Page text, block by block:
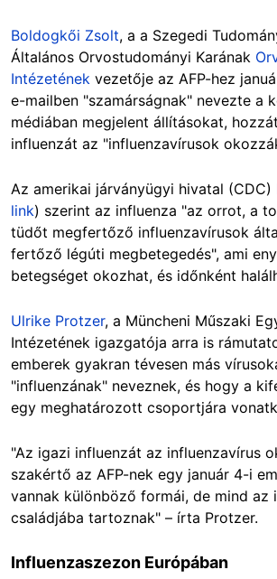
Boldogkői Zsolt, a a Szegedi
Általános Orvostudományi Karának
Intézetének vezetője az AFP-hez
e-mailben "szamárságnak" nevezte a
médiában megjelent állításokat,
influenzát az "influenzavírusok
Az amerikai járványügyi hivatal (CDC)
link) szerint az influenza "az orrot, a
tüdőt megfertőző influenzavírusok
fertőző légúti megbetegedés", ami
betegséget okozhat, és időnként
Ulrike Protzer, a Müncheni Műszaki
Intézetének igazgatója arra is
emberek gyakran tévesen más
"influenzának" neveznek, és hogy a
egy meghatározott csoportjára
"Az igazi influenzát az influenzavírus
szakértő az AFP-nek egy január 4-i
vannak különböző formái, de mind az
családjába tartoznak" – írta Protzer.
Influenzaszezon Európában